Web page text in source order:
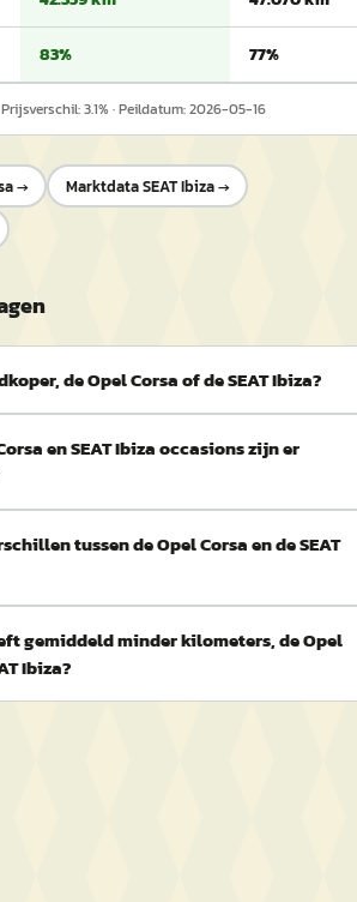
83% 77%
Prijsverschil:3.1% · Peildatum:2026-05-16
→ MarktdataSEAT Ibiza→
de Opel Corsa of de SEAT Ibiza?
en SEAT Ibiza occasions zijn er
tussen de Opel Corsa en de SEAT
gemiddeld minder kilometers, de Opel
Ibiza?